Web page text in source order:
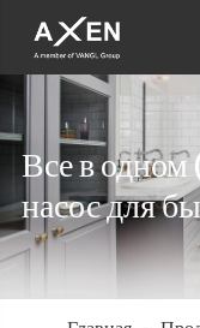
Все в одном
насос для